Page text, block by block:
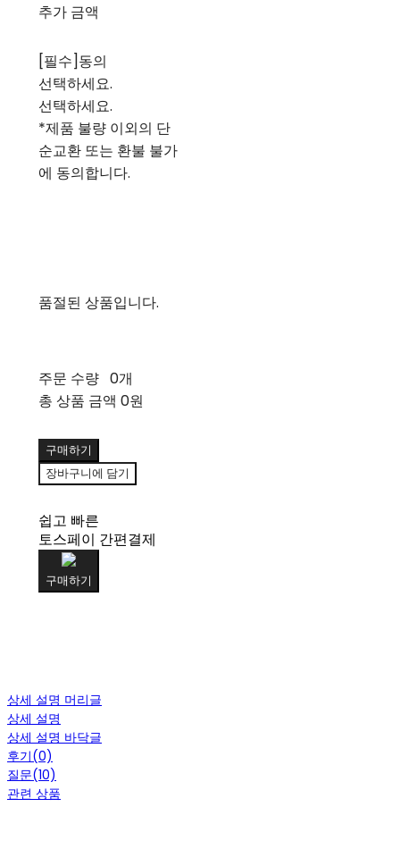
추가 금액
[필수]동의
선택하세요.
선택하세요.
*제품 불량 이외의 단
순교환 또는 환불 불가
에 동의합니다.
품절된 상품입니다.
주문 수량 0개
총 상품 금액 0원
구매하기
장바구니에 담기
쉽고 빠른
토스페이 간편결제
구매하기
상세 설명 머리글
상세 설명
상세 설명 바닥글
후기(0)
질문(10)
관련 상품